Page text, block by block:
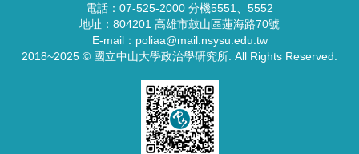
電話：07-525-2000 分機5551、5552
地址：804201 高雄市鼓山區蓮海路70號
E-mail：poliaa@mail.nsysu.edu.tw
2018~2025 © 國立中山大學政治學研究所. All Rights Reserved.